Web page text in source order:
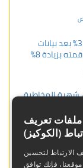
عاجل: الذهب يصعد 3% بعد بيانات
بزيادة 8%
شهية المخاطرة..
إرتفعت خلال
تعريف
(الكوكيز)
الارتباط لتحسين
فإنك توافق